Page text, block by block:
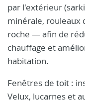
par l'extérieur
minérale, rouleaux
roche — afin de
chauffage et
habitation.
Fenêtres de toit :
Velux, lucarnes et